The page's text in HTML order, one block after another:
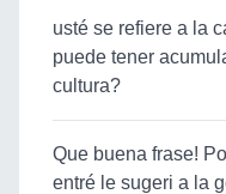
usté se refiere a la
puede tener
cultura?
Que buena frase!
entré le sugeri a la